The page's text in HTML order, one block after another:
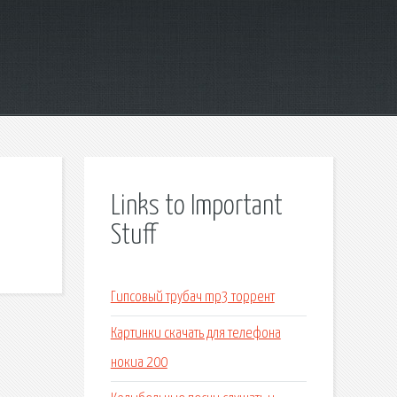
Links to Important
Stuff
Гипсовый трубач mp3 торрент
Картинки скачать для телефона
нокиа 200